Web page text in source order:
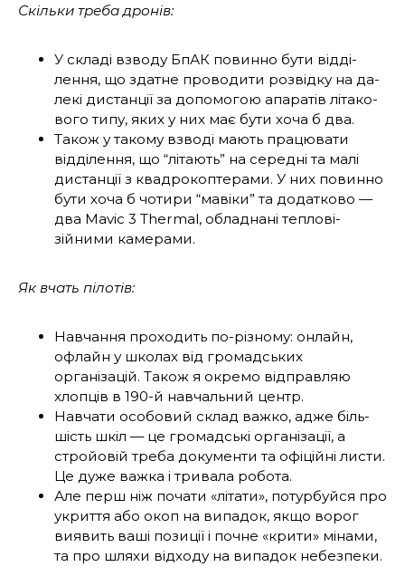
Скільки треба дронів:
У складі взводу БпАК повинно бути відді­
лення, що здатне проводити розвідку на да­
лекі дистанції за допомогою апаратів літако­
вого типу, яких у них має бути хоча б два.
Також у такому взводі мають працювати
відділення, що “літають” на середні та малі
дистанції з квадрокоптерами. У них повин­но
бути хоча б чотири “мавіки” та додатко­во —
два Mavic 3 Thermal, обладнані теплові­
зійними камерами.
Як вчать пілотів:
Навчання проходить по-різному: онлайн,
офлайн у школах від громадських
організацій. Також я окремо відправляю
хлопців в 190-й навчальний центр.
Навчати особовий склад важко, адже біль­
шість шкіл — це громадські організації, а
стро­йовій треба документи та офіційні листи.
Це дуже важка і тривала робота.
Але перш ніж почати «літати», потурбуйся про
укриття або окоп на випадок, якщо ворог
виявить ваші позиції і почне «крити» мінами,
та про шляхи відходу на випадок небезпеки.